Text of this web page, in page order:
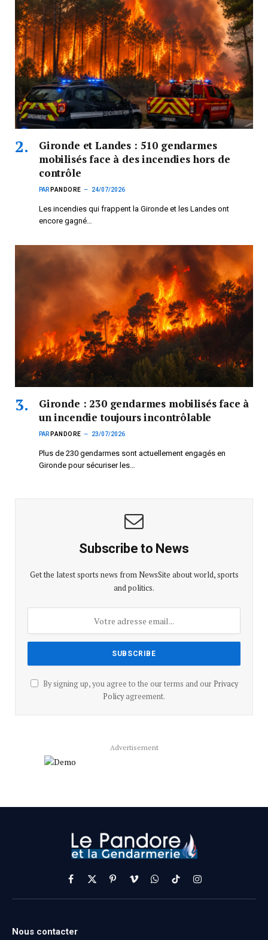
Gironde et Landes : 510 gendarmes
mobilisés face à des incendies hors de
contrôle
PAR PANDORE 24/07/2026
Les incendies qui frappent la Gironde et les Landes ont
encore gagné…
Gironde : 230 gendarmes mobilisés face à
un incendie toujours incontrôlable
PAR PANDORE 23/07/2026
Plus de 230 gendarmes sont actuellement engagés en
Gironde pour sécuriser les…
Subscribe to News
Get the latest sports news from NewsSite about world, sports
and politics.
By signing up, you agree to the our terms and our Privacy
Policyagreement.
Advertisement
Facebook
X
(Twitter)
PinterestVimeoWhatsApp
TikTokInstagram
Nous contacter